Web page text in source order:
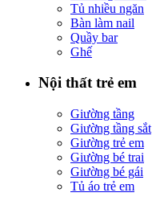
Tủ nhiều ngăn
Bàn làm nail
Quầy bar
Ghế
Nội thất trẻ em
Giường tầng
Giường tầng sắt
Giường trẻ em
Giường bé trai
Giường bé gái
Tủ áo trẻ em